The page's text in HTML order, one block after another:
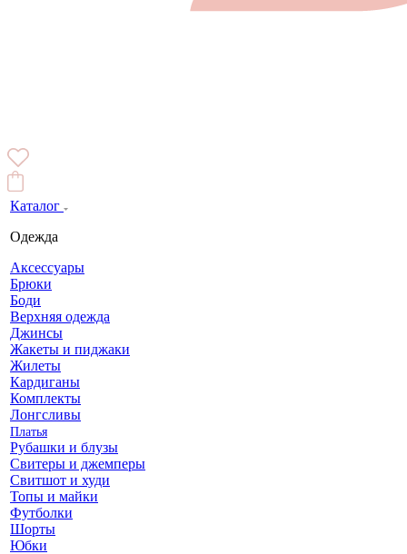
Каталог
Одежда
Аксессуары
Брюки
Боди
Верхняя одежда
Джинсы
Жакеты и пиджаки
Жилеты
Кардиганы
Комплекты
Лонгсливы
Платья
Рубашки и блузы
Свитеры и джемперы
Свитшот и худи
Топы и майки
Футболки
Шорты
Юбки